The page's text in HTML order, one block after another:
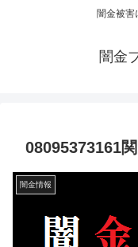
闇金被害
闇金
08095373161
闇金情報